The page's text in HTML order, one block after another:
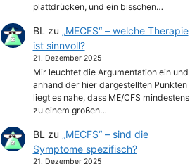
plattdrücken, und ein bisschen…
BL zu „MECFS“ – welche Therapie
ist sinnvoll?
21. Dezember 2025
Mir leuchtet die Argumentation ein und
anhand der hier dargestellten Punkten
liegt es nahe, dass ME/CFS mindestens
zu einem großen…
BL zu „MECFS“ – sind die
Symptome spezifisch?
21. Dezember 2025